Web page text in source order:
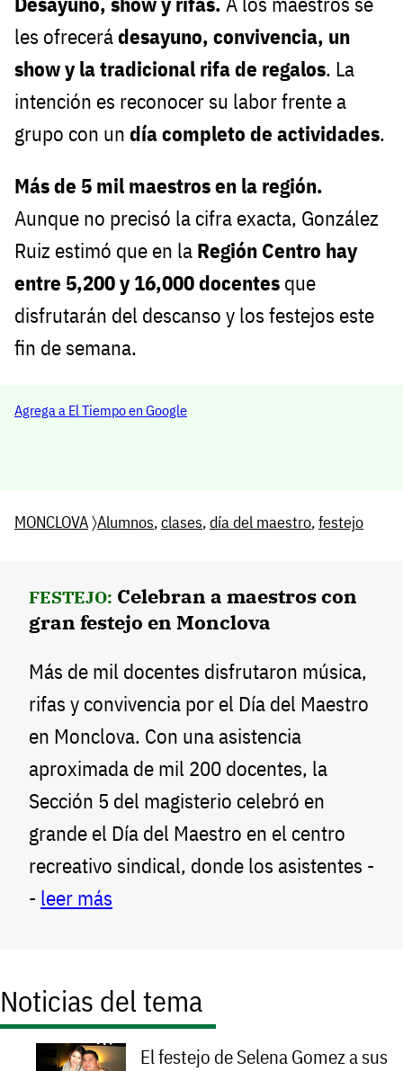
les ofrecerádesayuno, convivencia, un
show y la tradicional rifa de regalos. La
intención es reconocer su labor frente a
grupo con un día completo de actividades.
Más de 5 mil maestros en la región.
Aunque no precisó la cifra exacta, González
Ruiz estimó que en la Región Centro hay
entre 5,200 y 16,000 docentes que
disfrutarán del descanso y los festejos este
fin de semana.
Agrega a El Tiempo en Google
MONCLOVA〉Alumnos,clases,día del maestro,festejo
FESTEJO: Celebran a maestros con
gran festejo en Monclova
Más de mil docentes disfrutaron música,
rifas y convivencia por el Día del Maestro
en Monclova. Con una asistencia
aproximada de mil 200 docentes, la
Sección 5 del magisterio celebró en
grande el Día del Maestro en el centro
recreativo sindical, donde los asistentes -
- leer más
Noticias del tema
El festejo de Selena Gomez a sus